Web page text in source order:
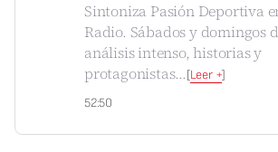
Sintoniza Pasión Deportiva
Radio. Sábados y domingos
análisis intenso, historias y
protagonistas...[Leer +]
52:50